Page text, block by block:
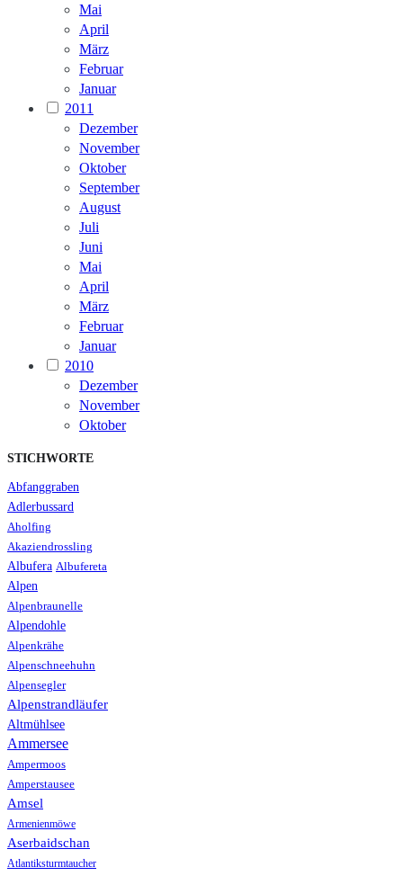
Mai
April
März
Februar
Januar
2011
Dezember
November
Oktober
September
August
Juli
Juni
Mai
April
März
Februar
Januar
2010
Dezember
November
Oktober
STICHWORTE
Abfanggraben
Adlerbussard
Aholfing
Akaziendrossling
Albufera Albufereta
Alpen
Alpenbraunelle
Alpendohle
Alpenkrähe
Alpenschneehuhn
Alpensegler
Alpenstrandläufer
Altmühlsee
Ammersee
Ampermoos
Amperstausee
Amsel
Armenienmöwe
Aserbaidschan
Atlantiksturmtaucher